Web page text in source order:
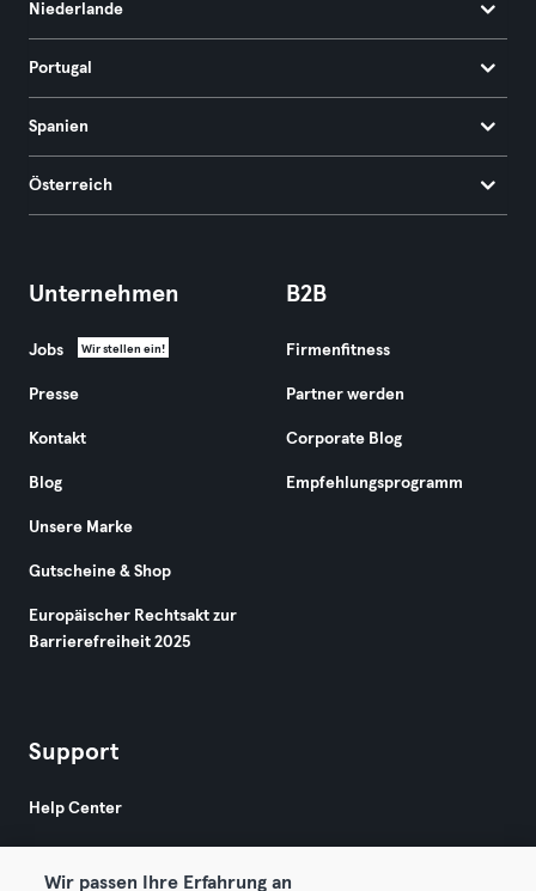
Niederlande
Portugal
Spanien
Österreich
Unternehmen
Jobs Wir stellen ein!
Presse
Kontakt
Blog
Unsere Marke
Gutscheine & Shop
Europäischer Rechtsakt zur
Barrierefreiheit 2025
B2B
Firmenfitness
Partner werden
Corporate Blog
Empfehlungsprogramm
Support
Help Center
Wir passen Ihre Erfahrung an